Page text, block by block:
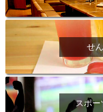
せ
スポー